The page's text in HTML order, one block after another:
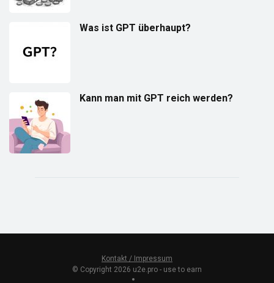
Was ist GPT überhaupt?
Kann man mit GPT reich werden?
Kontakt / Impressum
© Copyright 2026 u2e.pro - use to earn